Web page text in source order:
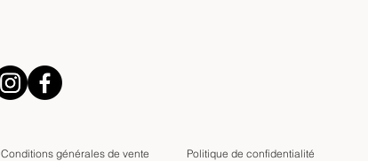
Conditions générales de vente Politique de confidentialité